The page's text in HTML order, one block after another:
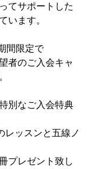
てサポートした
います。
間限定で
者のご入会キャ
別なご入会特典
レッスンと五線ノ
プレゼント致し